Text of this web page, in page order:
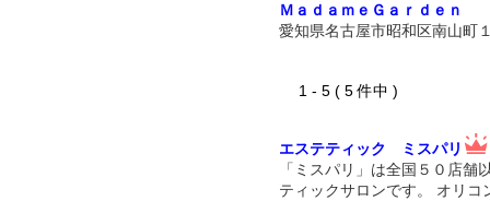
ＭａｄａｍｅＧａｒｄｅｎ
愛知県名古屋市昭和区南山町
1 - 5 ( 5 件中 )
エステティック ミスパリ
「ミスパリ」は全国５０店舗
ティックサロンです。 オリ